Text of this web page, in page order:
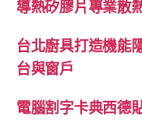
導熱矽膠片專業散
台北廚具打造機能
台與窗戶
電腦割字卡典西德